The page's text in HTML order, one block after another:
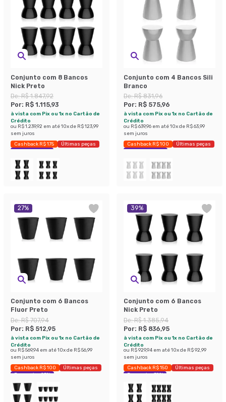
Conjunto com 8 Bancos
Nick Preto
De:R$ 1.847,92
Por: R$ 1.115,93
à vista com Pix ou 1x no Cartão de
Crédito
ou R$ 1.239,92 em até10x de R$ 123,99
sem juros
Cashback R$ 175
Últimas peças
Economize 39%
Conjunto com 4 Bancos Sili
Branco
De:R$ 831,96
Por: R$ 575,96
à vista com Pix ou 1x no Cartão de
Crédito
ou R$ 639,96 em até10x de R$ 63,99
sem juros
Cashback R$ 100
Últimas peças
Economize 30%
27%
Conjunto com 6 Bancos
Fluor Preto
De:R$ 707,94
Por: R$ 512,95
à vista com Pix ou 1x no Cartão de
Crédito
ou R$ 569,94 em até10x de R$ 56,99
sem juros
Cashback R$ 100
Últimas peças
Economize 27%
39%
Conjunto com 6 Bancos
Nick Preto
De:R$ 1.385,94
Por: R$ 836,95
à vista com Pix ou 1x no Cartão de
Crédito
ou R$ 929,94 em até10x de R$ 92,99
sem juros
Cashback R$ 150
Últimas peças
Economize 39%